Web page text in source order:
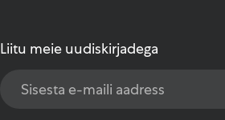
Liitu meie uudiskirjadega
Address